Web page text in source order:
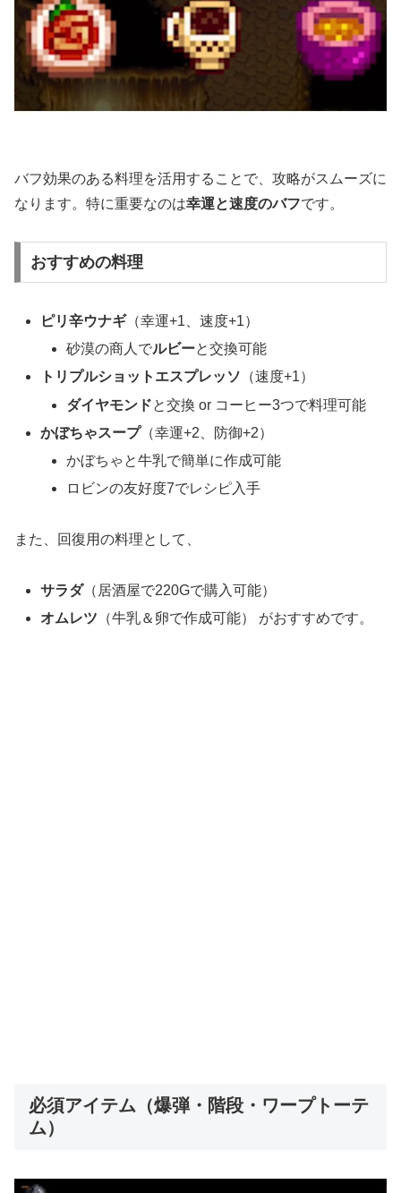
バフ効果のある料理を活用することで、攻略がスムーズに
なります。特に重要なのは幸運と速度のバフです。
おすすめの料理
ピリ辛ウナギ（幸運+1、速度+1）
砂漠の商人でルビーと交換可能
トリプルショットエスプレッソ （速度+1）
ダイヤモンドと交換 or コーヒー3つで料理可能
かぼちゃスープ（幸運+2、防御+2）
かぼちゃと牛乳で簡単に作成可能
ロビンの友好度7でレシピ入手
また、回復用の料理として、
サラダ（居酒屋で220Gで購入可能）
オムレツ （牛乳＆卵で作成可能） がおすすめです。
必須アイテム（爆弾・階段・ワープトーテ
ム）